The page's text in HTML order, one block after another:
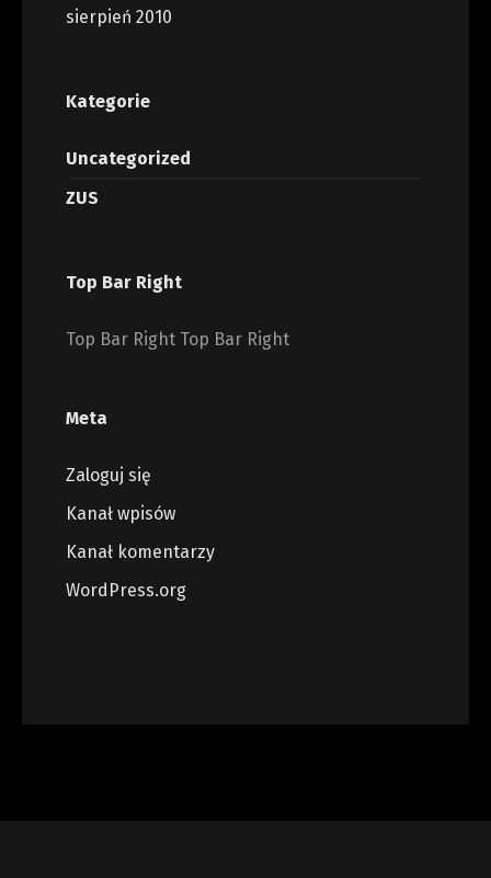
sierpień 2010
Kategorie
Uncategorized
ZUS
Top Bar Right
Top Bar Right Top Bar Right
Meta
Zaloguj się
Kanał wpisów
Kanał komentarzy
WordPress.org